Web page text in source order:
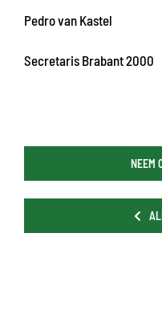
Pedro van Kastel
Secretaris Brabant 2000
NEEM